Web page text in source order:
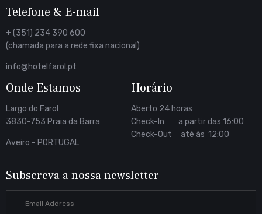
Telefone & E-mail
+ (351) 234 390 600
(chamada para a rede fixa nacional)
info@hotelfarol.pt
Onde Estamos
Largo do Farol
3830-753 Praia da Barra
Aveiro - PORTUGAL
Horário
Aberto 24 horas
Check-In a partir das 16:00
Check-Out até às 12:00
Subscreva a nossa newsletter